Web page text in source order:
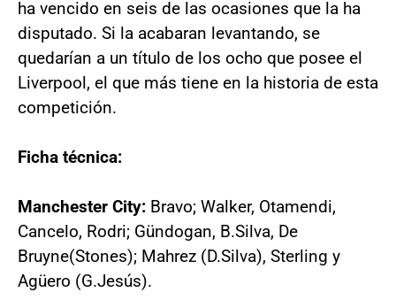
ha vencido en seis de las ocasiones que la ha
disputado. Si la acabaran levantando, se
quedarían a un título de los ocho que posee el
Liverpool, el que más tiene en la historia de esta
competición.
Ficha técnica:
Manchester City: Bravo; Walker, Otamendi,
Cancelo, Rodri; Gündogan, B.Silva, De
Bruyne(Stones); Mahrez (D.Silva), Sterling y
Agüero (G.Jesús).